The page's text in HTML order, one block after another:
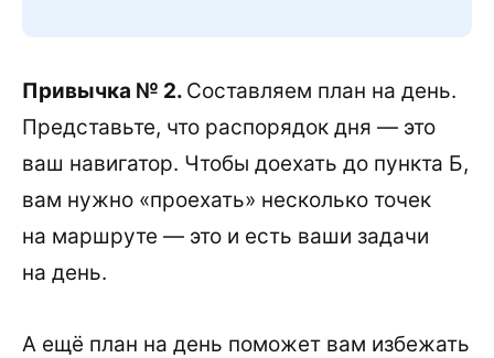
Привычка № 2. Составляем план на день.
Представьте, что распорядок дня — это
ваш навигатор. Чтобы доехать до пункта Б,
вам нужно «проехать» несколько точек
на маршруте — это и есть ваши задачи
на день.
А ещё план на день поможет вам избежать